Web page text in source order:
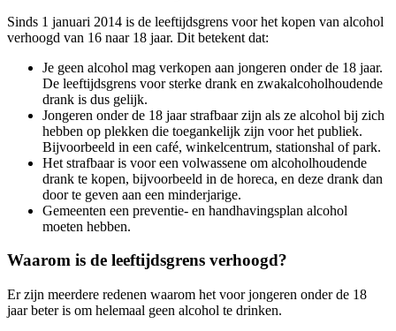
Sinds 1 januari 2014 is de leeftijdsgrens voor het kopen van alcohol
verhoogd van 16 naar 18 jaar. Dit betekent dat:
Je geen alcohol mag verkopen aan jongeren onder de 18 jaar.
De leeftijdsgrens voor sterke drank en zwakalcoholhoudende
drank is dus gelijk.
Jongeren onder de 18 jaar strafbaar zijn als ze alcohol bij zich
hebben op plekken die toegankelijk zijn voor het publiek.
Bijvoorbeeld in een café, winkelcentrum, stationshal of park.
Het strafbaar is voor een volwassene om alcoholhoudende
drank te kopen, bijvoorbeeld in de horeca, en deze drank dan
door te geven aan een minderjarige.
Gemeenten een preventie- en handhavingsplan alcohol
moeten hebben.
Waarom is de leeftijdsgrens verhoogd?
Er zijn meerdere redenen waarom het voor jongeren onder de 18
jaar beter is om helemaal geen alcohol te drinken.